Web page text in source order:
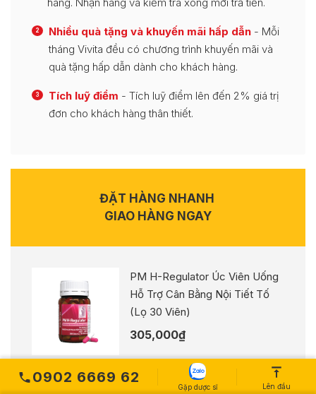
2 Nhiều quà tặng và khuyến mãi hấp dẫn - Mỗi
tháng Vivita đều có chương trình khuyến mãi và
quà tặng hấp dẫn dành cho khách hàng.
3 Tích luỹ điểm - Tích luỹ điểm lên đến 2% giá trị
đơn cho khách hàng thân thiết.
ĐẶT HÀNG NHANH
GIAO HÀNG NGAY
PM H-Regulator Úc Viên Uống
Hỗ Trợ Cân Bằng Nội Tiết Tố
(Lọ 30 Viên)
305,000₫
Tên bạn
0902 6669 62
Gặp dược sĩ Lên đầu